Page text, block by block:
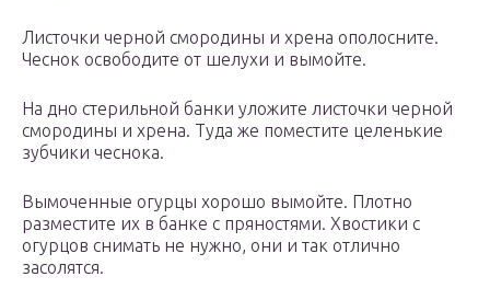
Листочки черной смородины и хрена ополосните.
Чеснок освободите от шелухи и вымойте.
На дно стерильной банки уложите листочки черной
смородины и хрена. Туда же поместите целенькие
зубчики чеснока.
Вымоченные огурцы хорошо вымойте. Плотно
разместите их в банке с пряностями. Хвостики с
огурцов снимать не нужно, они и так отлично
засолятся.